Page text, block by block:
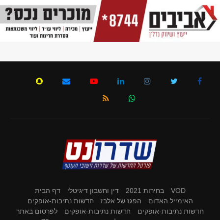
VOD בחירות 2021 דין וחשבון דיגיטלי
דף הבית
האימייל האדום
הפגז של אלבז
חדשות נתיבות-אופקים
חדשות נתיבות-אופקים
חדשות נתיבות-אופקים
לפרסום באתר